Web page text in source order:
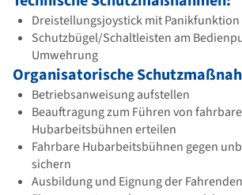
Dreistellungsjoystick mit Panikfunktion
Schutzbügel/Schaltleisten am
Umwehrung
Organisatorische
Betriebsanweisung aufstellen
Beauftragung zum Führen von
Hubarbeitsbühnen erteilen
Fahrbare Hubarbeitsbühnen gegen
sichern
Ausbildung und Eignung der